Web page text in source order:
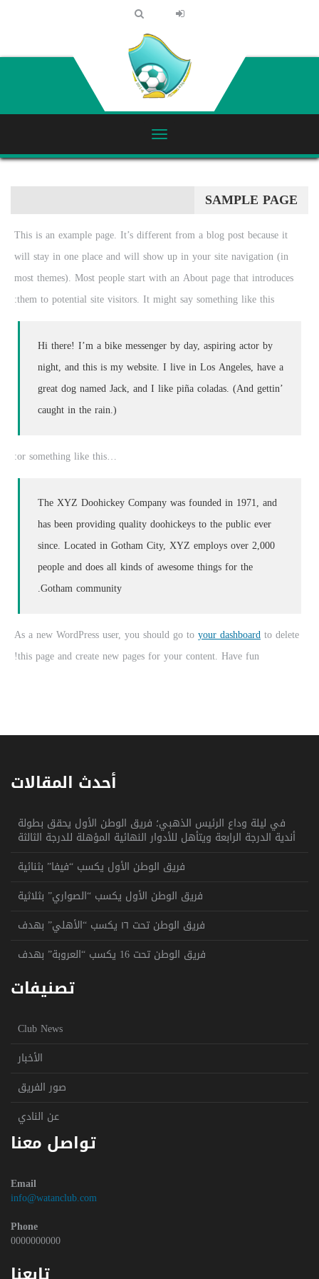
SAMPLE PAGE
This is an example page. It’s different from a blog post because it
will stay in one place and will show up in your site navigation (in
most themes). Most people start with an About page that introduces
them to potential site visitors. It might say something like this:
Hi there! I’m a bike messenger by day, aspiring actor by
night, and this is my website. I live in Los Angeles, have a
great dog named Jack, and I like piña coladas. (And gettin’
caught in the rain.)
The XYZ Doohickey Company was founded in 1971, and
has been providing quality doohickeys to the public ever
since. Located in Gotham City, XYZ employs over 2,000
people and does all kinds of awesome things for the
Gotham community.
As a new WordPress user, you should go toyour dashboardto delete
this page and create new pages for your content. Have fun!
أحدث المقالات
في ليلة وداع الرئيس الذهبي؛ فريق الوطن الأول يحقق بطولة
أندية الدرجة الرابعة ويتأهل للأدوار النهائية المؤهلة للدرجة الثالثة
فريق الوطن الأول يكسب “فيفا” بثنائية
فريق الوطن الأول يكسب “الصواري” بثلاثية
فريق الوطن تحت ١٦ يكسب “الأهلي” بهدف
فريق الوطن تحت 16 يكسب “العروبة” بهدف
تصنيفات
Club News
الأخبار
صور الفريق
عن النادي
تواصل معنا
Email
info@watanclub.com
Phone
0000000000